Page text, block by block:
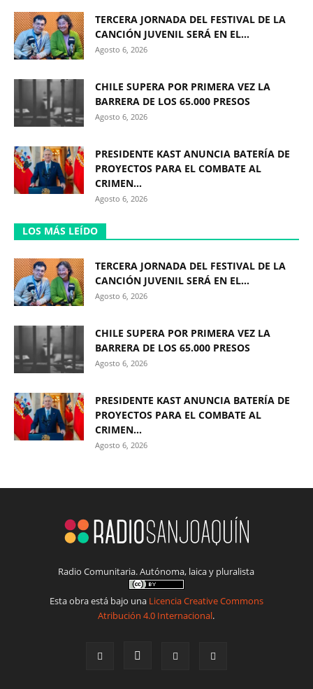
TERCERA JORNADA DEL FESTIVAL DE LA
CANCIÓN JUVENIL SERÁ EN EL...
Agosto 6, 2026
CHILE SUPERA POR PRIMERA VEZ LA
BARRERA DE LOS 65.000 PRESOS
Agosto 6, 2026
PRESIDENTE KAST ANUNCIA BATERÍA DE
PROYECTOS PARA EL COMBATE AL
CRIMEN...
Agosto 6, 2026
LOS MÁS LEÍDO
TERCERA JORNADA DEL FESTIVAL DE LA
CANCIÓN JUVENIL SERÁ EN EL...
Agosto 6, 2026
CHILE SUPERA POR PRIMERA VEZ LA
BARRERA DE LOS 65.000 PRESOS
Agosto 6, 2026
PRESIDENTE KAST ANUNCIA BATERÍA DE
PROYECTOS PARA EL COMBATE AL
CRIMEN...
Agosto 6, 2026
Radio Comunitaria. Autónoma, laica y pluralista
Esta obra está bajo una Licencia Creative Commons
Atribución 4.0 Internacional.